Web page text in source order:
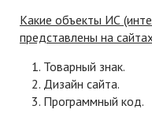
Какие объекты ИС
представлены на
Товарный знак.
Дизайн сайта.
Программный код.